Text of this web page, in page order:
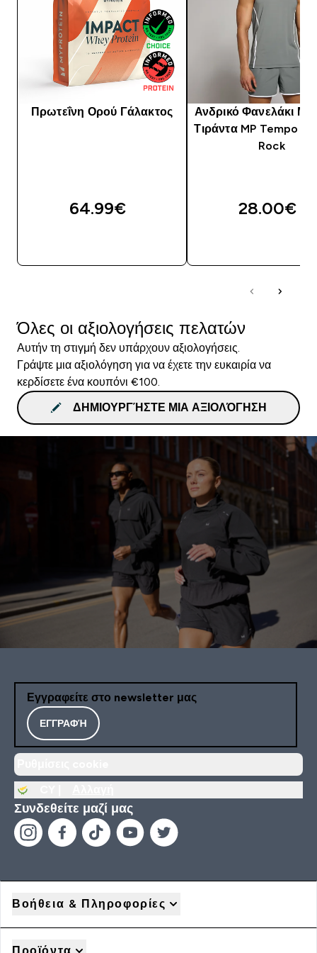
Πρωτεΐνη Ορού Γάλακτος
64.99€‎
Ανδρικό Φανελάκι Με
Τιράντα MP Tempo
Rock
28.00€‎
Όλες οι αξιολογήσεις πελατών
Αυτήν τη στιγμή δεν υπάρχουν αξιολογήσεις.
Γράψτε μια αξιολόγηση για να έχετε την ευκαιρία να
κερδίσετε ένα κουπόνι €100.
ΔΗΜΙΟΥΡΓΉΣΤΕ ΜΙΑ ΑΞΙΟΛΌΓΗΣΗ
Εγγραφείτε στο newsletter μας
ΕΓΓΡΑΦΉ
Συνδεθείτε μαζί μας
Βοήθεια & Πληροφορίες
Προϊόντα